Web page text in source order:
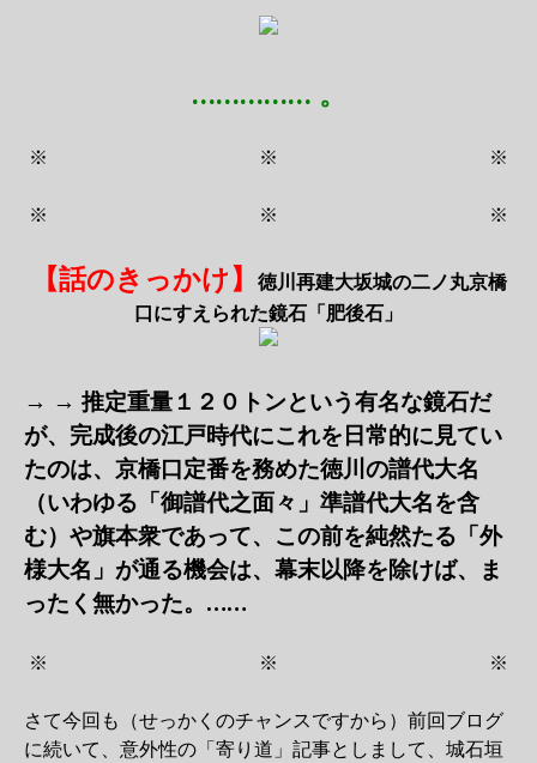
…………… 。
※ ※ ※
※ ※ ※
【話のきっかけ】 徳川再建大坂城の二ノ丸京橋
口にすえられた鏡石「肥後石」
→ → 推定重量１２０トンという有名な鏡石だ
が、完成後の江戸時代にこれを日常的に見てい
たのは、京橋口定番を務めた徳川の譜代大名
（いわゆる「御譜代之面々」準譜代大名を含
む）や旗本衆であって、この前を純然たる「外
様大名」が通る機会は、幕末以降を除けば、ま
ったく無かった。……
※ ※ ※
さて今回も（せっかくのチャンスですから）前回ブログ
に続いて、意外性の「寄り道」記事としまして、城石垣